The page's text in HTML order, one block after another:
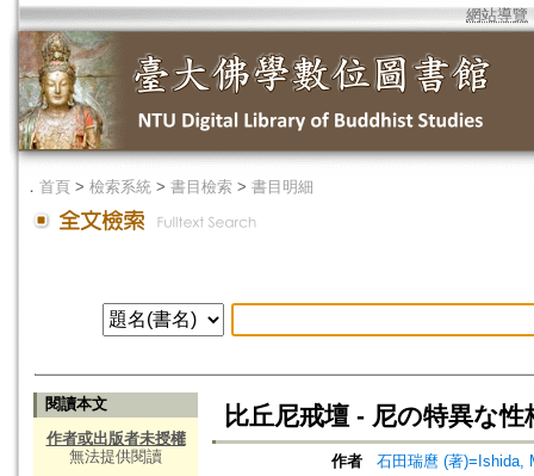
網站導覽
． 首頁 > 檢索系統 > 書目檢索 > 書目明細
閱讀本文
作者或出版者未授權
無法提供閱讀
比丘尼戒壇 - 尼の特異な性
作者
石田瑞麿 (著)=Ishida,